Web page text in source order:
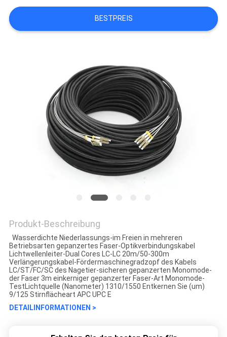
BESTPREIS
Produkt-Beschreibung
Wasserdichte Niederlassungs-im Freien in mehreren
Betriebsarten gepanzertes Faser-Optikverbindungskabel
Lichtwellenleiter-Dual Cores LC-LC 20m/50-300m
Verlängerungskabel-Fördermaschinegradzopf des Kabels
LC/ST/FC/SC des Nagetier-sicheren gepanzerten Monomode-
der Faser 3m einkerniger gepanzerter Faser-Art Monomode-
TestLichtquelle (Nanometer) 1310/1550 Entkernen Sie (um)
9/125 Stirnflächeart APC UPC E
DETAILINFORMATIONEN >